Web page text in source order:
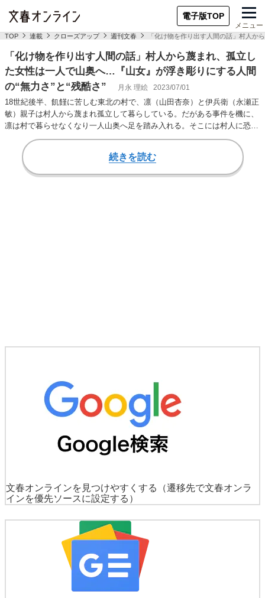
電子版TOP
メニュー
TOP 連載 クローズアップ 週刊文春 「化け物を作り出す人間の話」村人か
「化け物を作り出す人間の話」村人から蔑まれ、孤立し
た女性は一人で山奥へ…『山女』が浮き彫りにする人間
の“無力さ”と“残酷さ”
月永 理絵 2023/07/01
18世紀後半、飢饉に苦しむ東北の村で、凛（山田杏奈）と伊兵衛（永瀬正
敏）親子は村人から蔑まれ孤立して暮らしている。だがある事件を機に、
凛は村で暮らせなくなり一人山奥へ足を踏み入れる。そこには村人に恐れ
られる山男（森…
続きを読む
文春オンラインを見つけやすくする
（遷移先で文春オンラ
インを優先ソースに設定する）